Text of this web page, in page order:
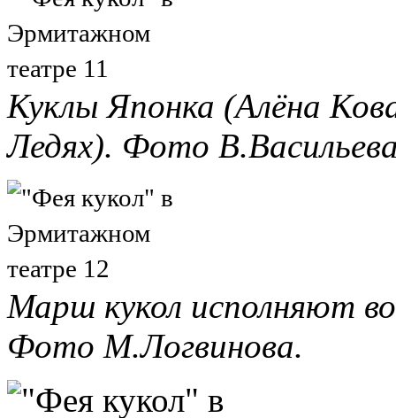
Куклы Японка (Алёна
Ледях). Фото
Марш кукол исполняют
Фото М.Логвинова.